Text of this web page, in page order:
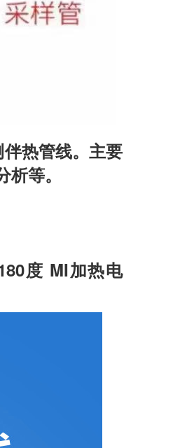
热管线。主要
等。
度 MI加热电